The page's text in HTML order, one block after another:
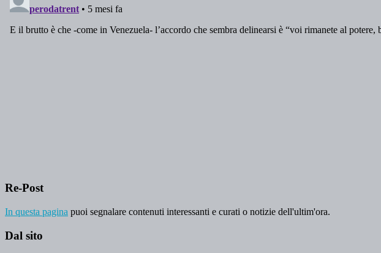
Re-Post
In questa pagina puoi segnalare contenuti interessanti e curati o notizie dell'ultim'ora.
Dal sito